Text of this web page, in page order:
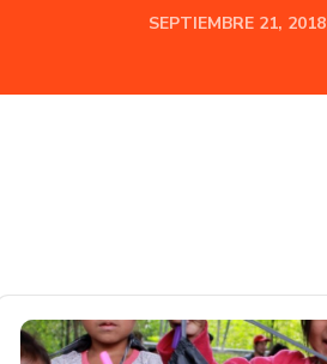
SEPTIEMBRE 21, 2018